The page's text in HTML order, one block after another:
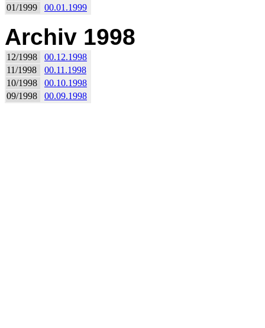
01/1999
00.01.1999
Archiv 1998
12/1998
00.12.1998
11/1998
00.11.1998
10/1998
00.10.1998
09/1998
00.09.1998